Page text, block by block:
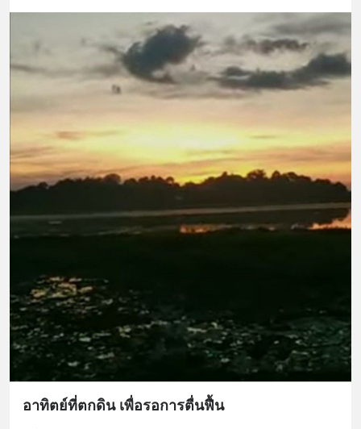
อาทิตย์ที่ตกดิน เพื่อรอการตื่นฟื้น